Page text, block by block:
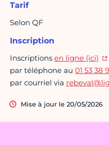
Tarif
Selon QF
Inscription
Inscriptions en ligne (ici)
par téléphone au 01 53 38
par courriel via
Mise à jour le 20/05/2026